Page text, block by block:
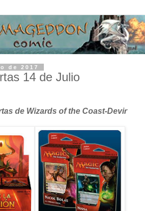
de 2017
14 de Julio
de Wizards of the Coast-Devir